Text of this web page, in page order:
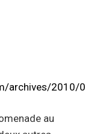
archives/
au